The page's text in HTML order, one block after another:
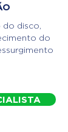
do disco,
do